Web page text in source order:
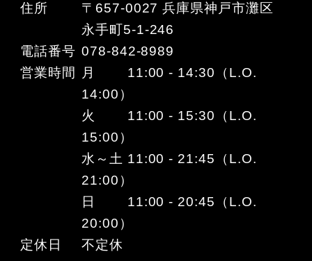
住所
〒657-0027 兵庫県神戸市灘区
永手町5-1-246
電話番号 078-842-8989
営業時間
月 11:00 - 14:30（L.O.
14:00）
火 11:00 - 15:30（L.O.
15:00）
水～土 11:00 - 21:45（L.O.
21:00）
日 11:00 - 20:45（L.O.
20:00）
定休日
不定休